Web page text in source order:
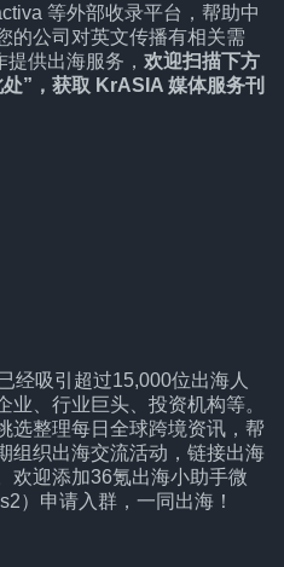
等外部收录平台，帮助中
的公司对英文传播有相关需
供出海服务， 欢迎扫描下方
处”，获取 KrASIA 媒体服务刊
经吸引超过15,000位出海人
、行业巨头、投资机构等。
选整理每日全球跨境资讯，帮
组织出海交流活动，链接出海
欢迎添加36氪出海小助手微
）申请入群，一同出海！